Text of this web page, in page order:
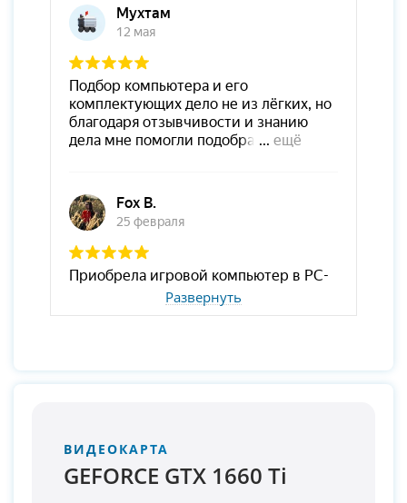
Развернуть
ВИДЕОКАРТА
GEFORCE GTX 1660 Ti